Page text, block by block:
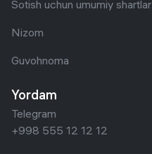
Sotish uchun umumiy shartlar
Nizom
Guvohnoma
Yordam
Telegram
+998 555 12 12 12